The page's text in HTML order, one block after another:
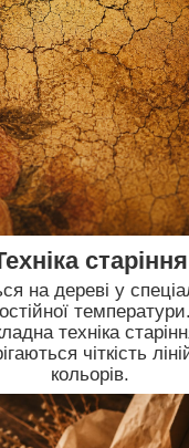
старіння
на дереві у
температури.
техніка
чіткість
кольорів.